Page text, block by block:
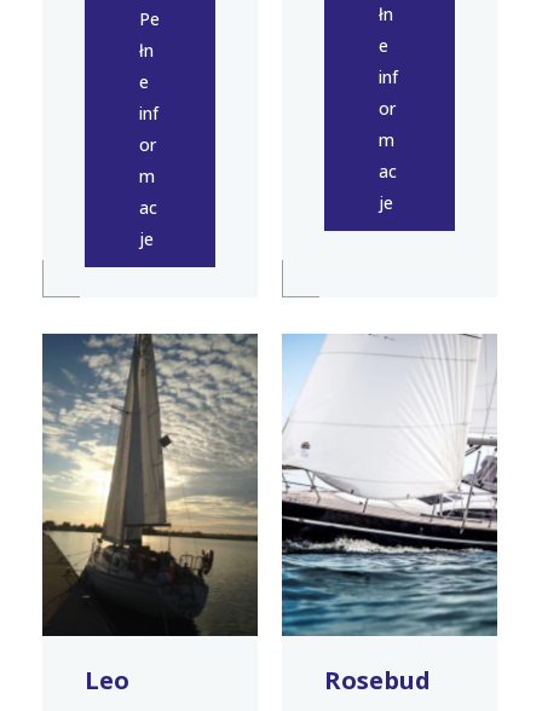
Pe
łn
e
inf
or
m
ac
je
łn
e
inf
or
m
ac
je
Leo Rosebud